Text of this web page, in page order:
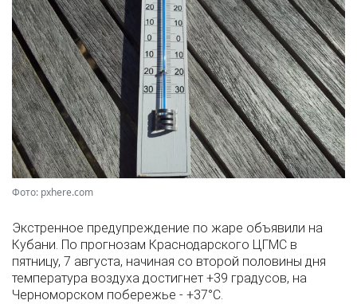
Фото: pxhere.com
Экстренное предупреждение по жаре объявили на
Кубани. По прогнозам Краснодарского ЦГМС в
пятницу, 7 августа, начиная со второй половины дня
температура воздуха достигнет +39 градусов, на
Черноморском побережье - +37°­С.